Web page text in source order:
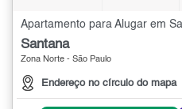
Apartamento para Alugar em
Santana
Zona Norte - São Paulo
Endereço no círculo do mapa